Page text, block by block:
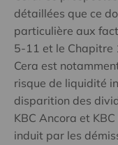
détaillées que ce
particulière aux
5-11 et le Chapitre
Cera est
risque de liquidité
disparition des
KBC Ancora et
induit par les